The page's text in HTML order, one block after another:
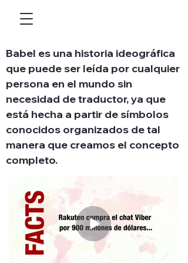
Babel es una historia ideográfica
que puede ser leída por cualquier
persona en el mundo sin
necesidad de traductor, ya que
está hecha a partir de símbolos
conocidos organizados de tal
manera que creamos el concepto
completo.